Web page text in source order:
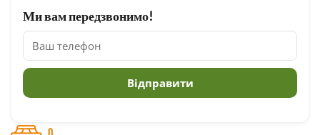
Ми вам передзвонимо!